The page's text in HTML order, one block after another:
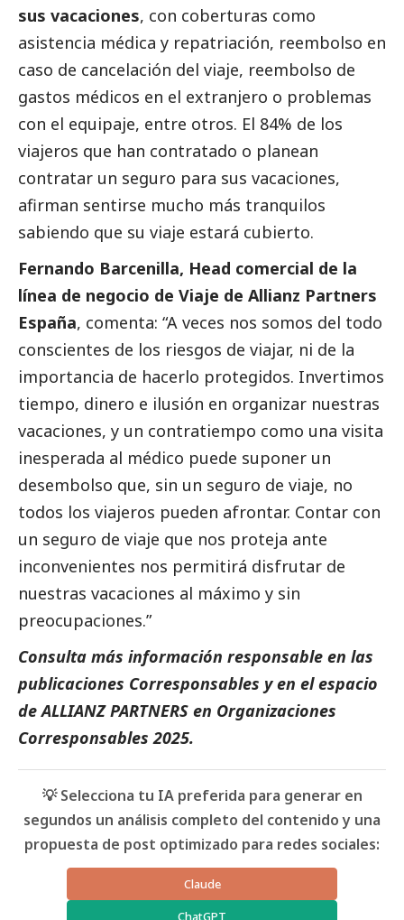
sus vacaciones, con coberturas como
asistencia médica y repatriación, reembolso en
caso de cancelación del viaje, reembolso de
gastos médicos en el extranjero o problemas
con el equipaje, entre otros. El 84% de los
viajeros que han contratado o planean
contratar un seguro para sus vacaciones,
afirman sentirse mucho más tranquilos
sabiendo que su viaje estará cubierto.
Fernando Barcenilla, Head comercial de la
línea de negocio de Viaje de Allianz Partners
España, comenta: “A veces nos somos del todo
conscientes de los riesgos de viajar, ni de la
importancia de hacerlo protegidos. Invertimos
tiempo, dinero e ilusión en organizar nuestras
vacaciones, y un contratiempo como una visita
inesperada al médico puede suponer un
desembolso que, sin un seguro de viaje, no
todos los viajeros pueden afrontar. Contar con
un seguro de viaje que nos proteja ante
inconvenientes nos permitirá disfrutar de
nuestras vacaciones al máximo y sin
preocupaciones.”
Consulta más información responsable en las
publicaciones Corresponsables y en el espacio
de ALLIANZ PARTNERS en Organizaciones
Corresponsables 2025.
💡 Selecciona tu IA preferida para generar en
segundos un análisis completo del contenido y una
propuesta de post optimizado para redes sociales:
Claude
ChatGPT